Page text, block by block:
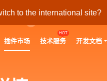
to the international site?
插件市场
HOT
技术服务 开发文档